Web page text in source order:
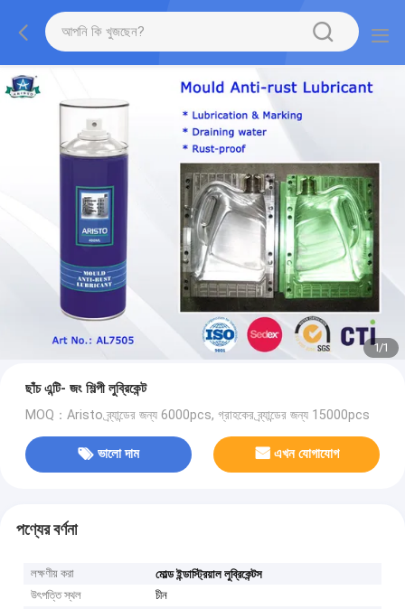
1/1
ছাঁচ এন্টি- জং শিল্পী লুব্রিকেন্ট
MOQ：Aristo ব্র্যান্ডের জন্য 6000pcs, গ্রাহকের ব্র্যান্ডের জন্য 15000pcs
ভালো দাম এখন যোগাযোগ
পণ্যের বর্ণনা
লক্ষণীয় করা
মোল্ড ইন্ডাস্ট্রিয়াল লুব্রিকেন্টস
উৎপত্তি স্থল
চীন